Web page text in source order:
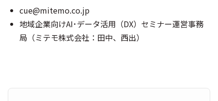
cue@mitemo.co.jp
地域企業向けAI･データ活用（DX）セミナー運営事務
局（ミテモ株式会社：田中、西出）